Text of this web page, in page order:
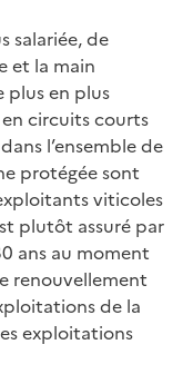
salariée, de
et la main
plus en plus
circuits courts
l’ensemble de
protégée sont
viticoles
plutôt assuré par
ans au moment
renouvellement
de la
exploitations